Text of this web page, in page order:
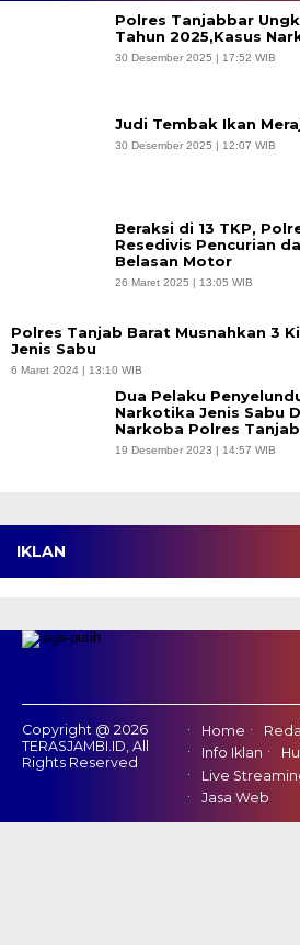
Polres Tanjabbar
Tahun 2025,Kasus
30 Desember 2025 | 17:52 WIB
Judi Tembak Ikan
30 Desember 2025 | 12:07 WIB
Beraksi di 13 TKP,
Resedivis Pencurian
Belasan Motor
26 Maret 2025 | 13:05 WIB
Polres Tanjab Barat Musnahkan 3
Jenis Sabu
6 Maret 2024 | 13:10 WIB
Dua Pelaku
Narkotika Jenis Sabu
Narkoba Polres
19 Desember 2023 | 14:57 WIB
IKLAN
Copyright @ 2026
TERASJAMBI.ID, All
Rights Reserved
Home
Info Iklan
Live
Jasa Web